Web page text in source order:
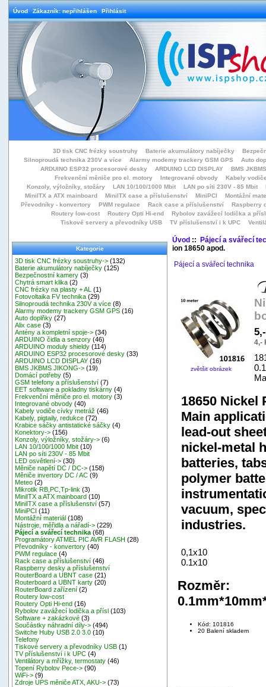
Úvod Zákazník: nepřihlášen Přihlásit
3D tisk CNC frézky soustruhy Baterie akumulátory nabíječky
Silnoproudá technika 230V a více
Alarmy modemy trackery GSM GPS
Auto
ARDUINO ESP32 procesorové desky
ARDUINO LCD DISPLAY
BMS
Frekvenční měniče pro el. motory
Integrované obvody
Kabely
Konzoly, výložníky, stožáry
LAN 10/100/1000 Mbit LAN po síti 230V - 85 Mbit
MiniITX a ATX mainboard
MiniITX case a příslušenství MiniPCI
Montážní
Převodníky - konvertory
PWM regulace Rack case a příslušenství
Raspberry
Routery low-cost
Routery Opti Hi-end
Rybolov zavážecí lodička a přísl
Tiskové servery a převodníky USB
TV příslušenství i k UPC
Kategorie
3D tisk CNC frézky soustruhy-> (132)
Baterie akumulátory nabíječky (125)
Bezpečnostní kamery (3)
Chytrá smart klika (2)
CNC frézky na plasty + AL
(1)
Fotovoltaika FV technika (29)
Silnoproudá technika 230V a více (8)
Alarmy modemy trackery GSM GPS (16)
Auto doplňky (27)
Alix case (3)
Antény a kompletní spoje-> (34)
ARDUINO čidla a senzory (46)
ARDUINO moduly shieldy (114)
ARDUINO ESP32 procesorové desky (33)
ARDUINO LCD DISPLAY (16)
BMS JKBMS JIKONG-> (19)
Domácí potřeby (5)
GSM telefony a příslušenství (7)
EET software a pokladny tiskárny (4)
Frekvenční měniče pro el. motory (3)
Integrované obvody (40)
Kabely vodiče cívky metráž (46)
Kabely, pigtaily, redukce (72)
Krabice sáčky antistatické sáčky (4)
Konektory-> (156)
Konzoly, výložníky, stožáry-> (6)
LAN 10/100/1000 Mbit (10)
LAN po síti 230V - 85 Mbit
LED osvětlení-> (30)
Měniče napětí DC / DC-> (158)
Měniče invertory DC / AC (9)
Meteo (2)
Mikrotik RB,PC,Tp-link (3)
MiniITX a ATX mainboard (10)
MiniITX case a příslušenství (57)
MiniPCI (11)
Montážní materiál (108)
Nástroje, měřidla a nářadí-> (229)
Pájecí a svářecí technika (68)
Programátory ATMEL PIC AVR FLASH (28)
Převodníky - konvertory (40)
PWM regulace (4)
Rack case a příslušenství (46)
Raspberry desky a příslušenství
RouterBoard a UBNT case (21)
Routerboard a UBNT karty (20)
RouterBoard zařízení (2)
Routery low-cost
Routery Opti Hi-end (16)
Rybolov zavážecí lodička a přísl (103)
Software + zakázkové (3)
Součástky náhradní díly-> (494)
Switche Huby USB 2.0 3.0 (10)
Telefony
Tiskové servery a převodníky USB (1)
TV příslušenství i k UPC (4)
Ventilátory a mřížky, termostaty (46)
Topení Rybolov Pece-> (90)
WiFi-> (9)
Zdroje UPS měniče ATX, AKU-> (73)
Úvod:: Pájecí a svářecí
ion 18650 apod.
Pájecí a svářecí technika
zvětšit obrázek
4,-
18650 Nickel
Main
lead-out
nickel-metal
batteries,
polymer
vacuum,
industries.
0,1x10
0.1x10
Rozměr:
Kód: 101816
20 Balení skladem